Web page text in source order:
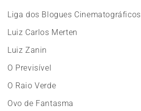
Liga dos Blogues Cinematográficos
Luiz Carlos Merten
Luiz Zanin
O Previsível
O Raio Verde
Ovo de Fantasma